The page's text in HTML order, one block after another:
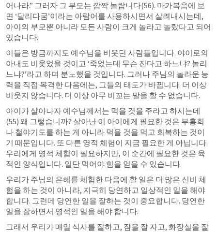
어나라.” 그러자 그 부모는 깜짝 놀랍니다(56). 마가복음에 보
면 ‘달리다굼’이라는 아람어를 사용하시면서 살려내시는데,
아이의 부모뿐 아니라 모든 사람이 크게 놀라고 놀랐다고 되어
있습니다.
이들은 방금까지도 예수님을 비웃던 사람들입니다. 야이로의
아내도 비웃었을 것이고 ‘죽었는데 무슨 잔다고 하느냐? 놀리
느냐?’라고 하며 분노했을 것입니다. 그러나 주님의 놀라운 능
력을 직접 목격한 다음에는, 그들의 태도가 바뀝니다. 더 이상
비웃지 않습니다. 더 이상 아무 비꼬는 말을 할 수 없습니다.
아이가 살아나자 예수님께서는 먹을 것을 주라고 하시는데
(55) 왜 그렇습니까? 살아난 이 아이에게 필요한 것은 부흥회
나 철야기도를 하는 게 아니라 먹을 것을 먹고 회복하는 것이
기 때문입니다. 또 다른 영적 체험이 지금 필요한 게 아닙니다.
우리에게 영적 체험이 필요하지만, 이 순간에 필요한 것은 육
적인 양식입니다. 일단 먹어야 힘을 얻을 수 있습니다.
우리가 주님의 은혜를 체험한 다음에 할 일은 더 많은 신비 체
험을 하는 것이 아니라, 지극히 당연하고 일상적인 일을 해야
합니다. 그런데 당연한 일을 잘하는 것이 중요합니다. 당연한
일을 잘하면서 영적인 일을 해야 합니다.
그래서 우리가 매일 식사를 잘하고, 잠을 잘 자고, 화장실을 잘